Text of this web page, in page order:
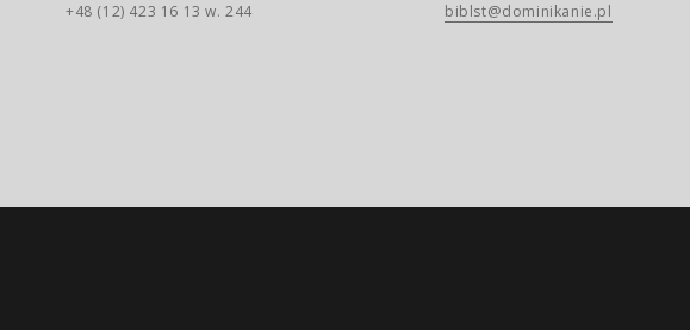
+48 (12) 423 16 13 w. 244 biblst@dominikanie.pl